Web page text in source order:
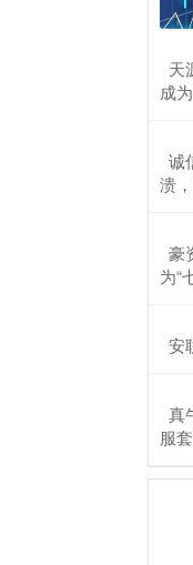
天
成
诚
溃
豪
为“
安
真
服